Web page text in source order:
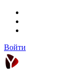
Войти